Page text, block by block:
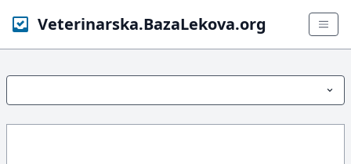
Veterinarska.BazaLekova.org